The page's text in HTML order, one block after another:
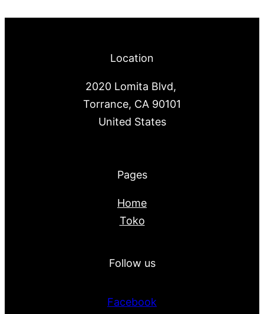
Location
2020 Lomita Blvd,
Torrance, CA 90101
United States
Pages
Home
Toko
Follow us
Facebook